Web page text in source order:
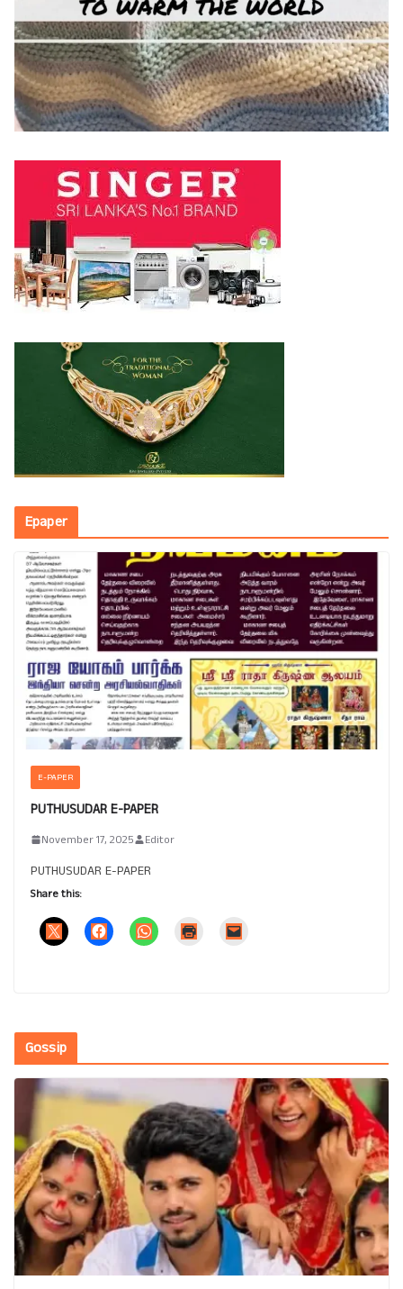
Epaper
E-PAPER
PUTHUSUDAR E-PAPER
November 17, 2025 Editor
PUTHUSUDAR E-PAPER
Share this:
Gossip